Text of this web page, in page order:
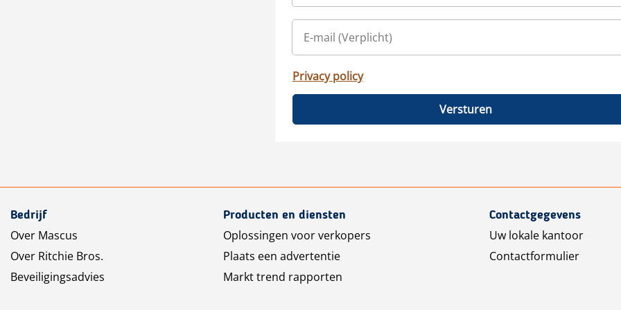
Privacy policy
Versturen
Bedrijf
Over Mascus
Over Ritchie Bros.
Beveiligingsadvies
Producten en diensten
Oplossingen voor verkopers
Plaats een advertentie
Markt trend rapporten
Contactgegevens
Uw lokale kantoor
Contactformulier